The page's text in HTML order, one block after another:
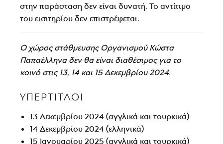
στην παράσταση δεν είναι δυνατή. Το αντίτιμο
του εισιτηρίου δεν επιστρέφεται.
Ο χώρος στάθμευσης Οργανισμού Κώστα
Παπαέλληνα δεν θα είναι διαθέσιμος για το
κοινό στις 13, 14 και 15 Δεκεμβρίου 2024.
ΥΠΕΡΤΙΤΛΟΙ
13 Δεκεμβρίου 2024 (αγγλικά και τουρκικά)
14 Δεκεμβρίου 2024 (ελληνικά)
15 Ιανουαρίου 2025 (αγγλικά και τουρκικά)